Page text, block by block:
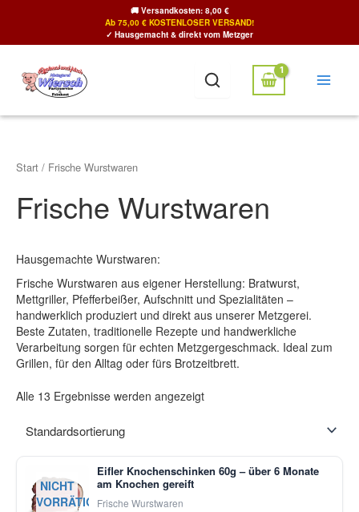
🚚 Versandkosten: 8,00 €
Ab 75,00 € KOSTENLOSER VERSAND!
✓ Hausgemacht & direkt vom Metzger
Start / Frische Wurstwaren
Frische Wurstwaren
Hausgemachte Wurstwaren:
Frische Wurstwaren aus eigener Herstellung: Bratwurst,
Mettgriller, Pfefferbeißer, Aufschnitt und Spezialitäten –
handwerklich produziert und direkt aus unserer Metzgerei.
Beste Zutaten, traditionelle Rezepte und handwerkliche
Verarbeitung sorgen für echten Metzgergeschmack. Ideal zum
Grillen, für den Alltag oder fürs Brotzeitbrett.
Alle 13 Ergebnisse werden angezeigt
NICHT
VORRÄTIG
Eifler Knochenschinken 60g – über 6 Monate
am Knochen gereift
Frische Wurstwaren